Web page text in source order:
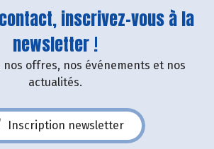
inscrivez-vous à la
newsletter !
nos offres, nos événements et nos
actualités.
Inscription newsletter